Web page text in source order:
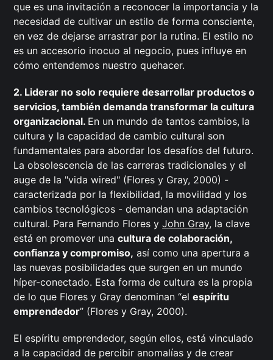
que es una invitación a reconocer la importancia y la
necesidad de cultivar un estilo de forma consciente,
en vez de dejarse arrastrar por la rutina. El estilo no
es un accesorio inocuo al negocio, pues influye en
cómo entendemos nuestro quehacer.
2. Liderar no solo requiere desarrollar productos o
servicios, también demanda transformar la cultura
organizacional. En un mundo de tantos cambios, la
cultura y la capacidad de cambio cultural son
fundamentales para abordar los desafíos del futuro.
La obsolescencia de las carreras tradicionales y el
auge de la "vida wired" (Flores y Gray, 2000) -
caracterizada por la flexibilidad, la movilidad y los
cambios tecnológicos - demandan una adaptación
cultural. Para Fernando Flores yJohn Gray, la clave
está en promover unacultura de colaboración,
confianza y compromiso, así como una apertura a
las nuevas posibilidades que surgen en un mundo
híper-conectado. Esta forma de cultura es la propia
de lo que Flores y Gray denominan “elespíritu
emprendedor” (Flores y Gray, 2000).
El espíritu emprendedor, según ellos, está vinculado
a la capacidad de percibir anomalías y de crear